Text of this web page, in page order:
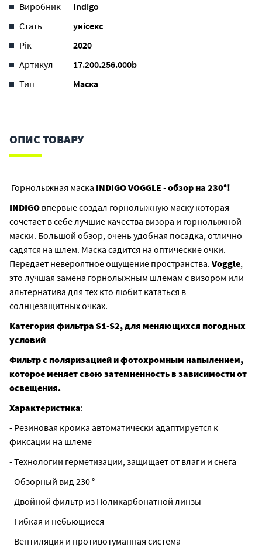
Виробник
Indigo
Стать
унісекс
Рік
2020
Артикул
17.200.256.000b
Тип
Маска
ОПИС ТОВАРУ
Горнолыжная маска INDIGO VOGGLE - обзор на 230°!
INDIGO впервые создал горнолыжную маску которая
сочетает в себе лучшие качества визора и горнолыжной
маски. Большой обзор, очень удобная посадка, отлично
садятся на шлем. Маска садится на оптические очки.
Передает невероятное ощущение пространства. Voggle,
это лучшая замена горнолыжным шлемам с визором или
альтернатива для тех кто любит кататься в
солнцезащитных очках.
Категория фильтра S1-S2, для меняющихся погодных
условий
Фильтр с поляризацией и фотохромным напылением,
которое меняет свою затемненность в зависимости от
освещения.
Характеристика:
- Резиновая кромка автоматически адаптируется к
фиксации на шлеме
- Технологии герметизации, защищает от влаги и снега
- Обзорный вид 230 °
- Двойной фильтр из Поликарбонатной линзы
- Гибкая и небьющиеся
- Вентиляция и противотуманная система